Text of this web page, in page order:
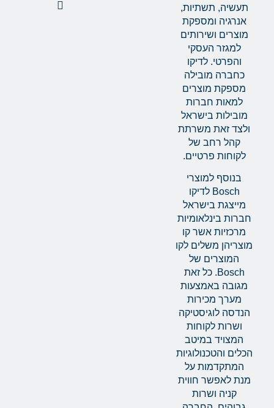
תעשיה, תשתיות,
אנרגיה ומספקת
מוצרים ושירותים
למגזר העסקי
והפרטי. לדיקו
כחברה מובילה
מספקת מוצרים
למאות חברות
מובילות בישראל
ולצד זאת משרתת
קהל רחב של
לקוחות פרטיים.
בנוסף למוצרי
Bosch לדיקו
מייצגת בישראל
חברות בינלאומיות
מרכזיות אשר קו
מוצריהן משלים לקו
המוצרים של
Bosch. כל זאת
מגובה באמצעות
מערך מכירות
הנדסה לוגיסטיקה
ושרות לקוחות
המצויד במיטב
הכלים והטכנולוגיות
המתקדמות על
מנת לאפשר חווית
קניה ושרות